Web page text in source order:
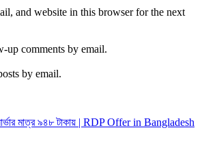
and website in this browser for the next
comments by email.
by email.
মাত্র ৯৪৮ টাকায় | RDP Offer in Bangladesh